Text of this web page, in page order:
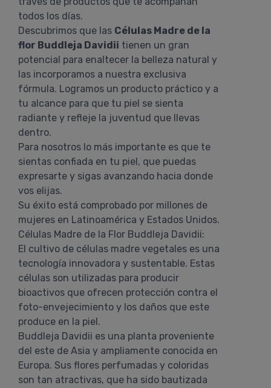
todos los días.
Descubrimos que las Células Madre de la
flor Buddleja Davidii tienen un gran
potencial para enaltecer la belleza natural y
las incorporamos a nuestra exclusiva
fórmula. Logramos un producto práctico y a
tu alcance para que tu piel se sienta
radiante y refleje la juventud que llevas
dentro.
Para nosotros lo más importante es que te
sientas confiada en tu piel, que puedas
expresarte y sigas avanzando hacia donde
vos elijas.
Su éxito está comprobado por millones de
mujeres en Latinoamérica y Estados Unidos.
Células Madre de la Flor Buddleja Davidii:
El cultivo de células madre vegetales es una
tecnología innovadora y sustentable. Estas
células son utilizadas para producir
bioactivos que ofrecen protección contra el
foto-envejecimiento y los daños que este
produce en la piel.
Buddleja Davidii es una planta proveniente
del este de Asia y ampliamente conocida en
Europa. Sus flores perfumadas y coloridas
son tan atractivas, que ha sido bautizada